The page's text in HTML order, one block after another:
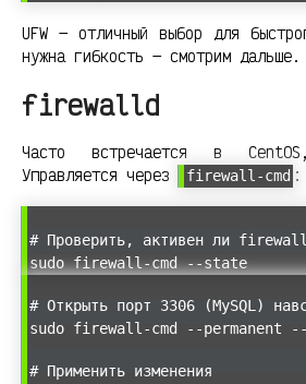
UFW — отличный выбор для
нужна гибкость — смотрим дальше.
firewalld
Часто встречается в
Управляется через
firewall-cmd :
# Проверить, активен ли
sudo firewall-cmd --state
# Открыть порт 3306 (MySQL)
sudo firewall-cmd --permanent
# Применить изменения